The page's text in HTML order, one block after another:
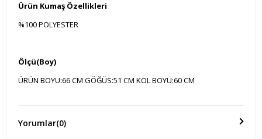
Ürün Kumaş Özellikleri
%100 POLYESTER
Ölçü(Boy)
ÜRÜN BOYU:66 CM GÖĞÜS:51 CM KOL BOYU:60 CM
Yorumlar(0)